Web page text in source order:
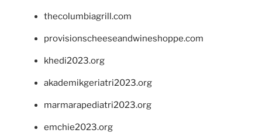
thecolumbiagrill.com
provisionscheeseandwineshoppe.com
khedi2023.org
akademikgeriatri2023.org
marmarapediatri2023.org
emchie2023.org